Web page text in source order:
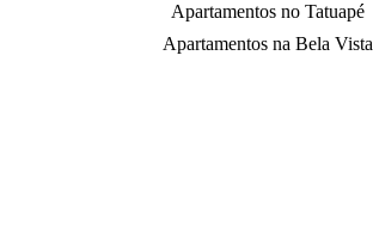
Apartamentos no Tatuapé
Apartamentos na Bela Vista